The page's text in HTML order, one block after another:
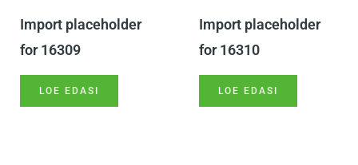
Import placeholder
for 16309
LOE EDASI
Import placeholder
for 16310
LOE EDASI